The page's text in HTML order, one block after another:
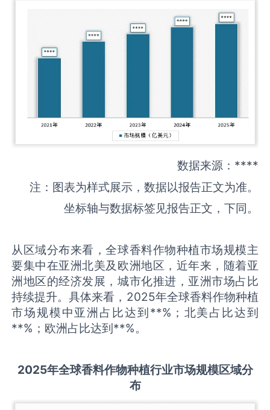
数据来源：****
注：图表为样式展示，数据以报告正文为准。
坐标轴与数据标签见报告正文，下同。
从区域分布来看，全球香料作物种植市场规模主
要集中在亚洲北美及欧洲地区，近年来，随着亚
洲地区的经济发展，城市化推进，亚洲市场占比
持续提升。具体来看，2025年全球香料作物种植
市场规模中亚洲占比达到**%；北美占比达到
**%；欧洲占比达到**%。
2025年全球香料作物种植行业市场规模区域分
布